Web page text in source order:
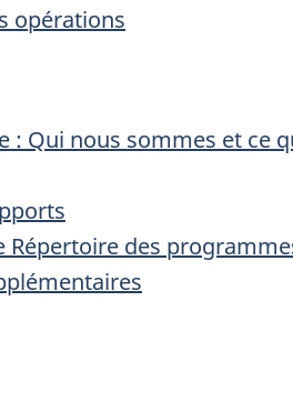
opérations
: Qui nous sommes et ce
Répertoire des